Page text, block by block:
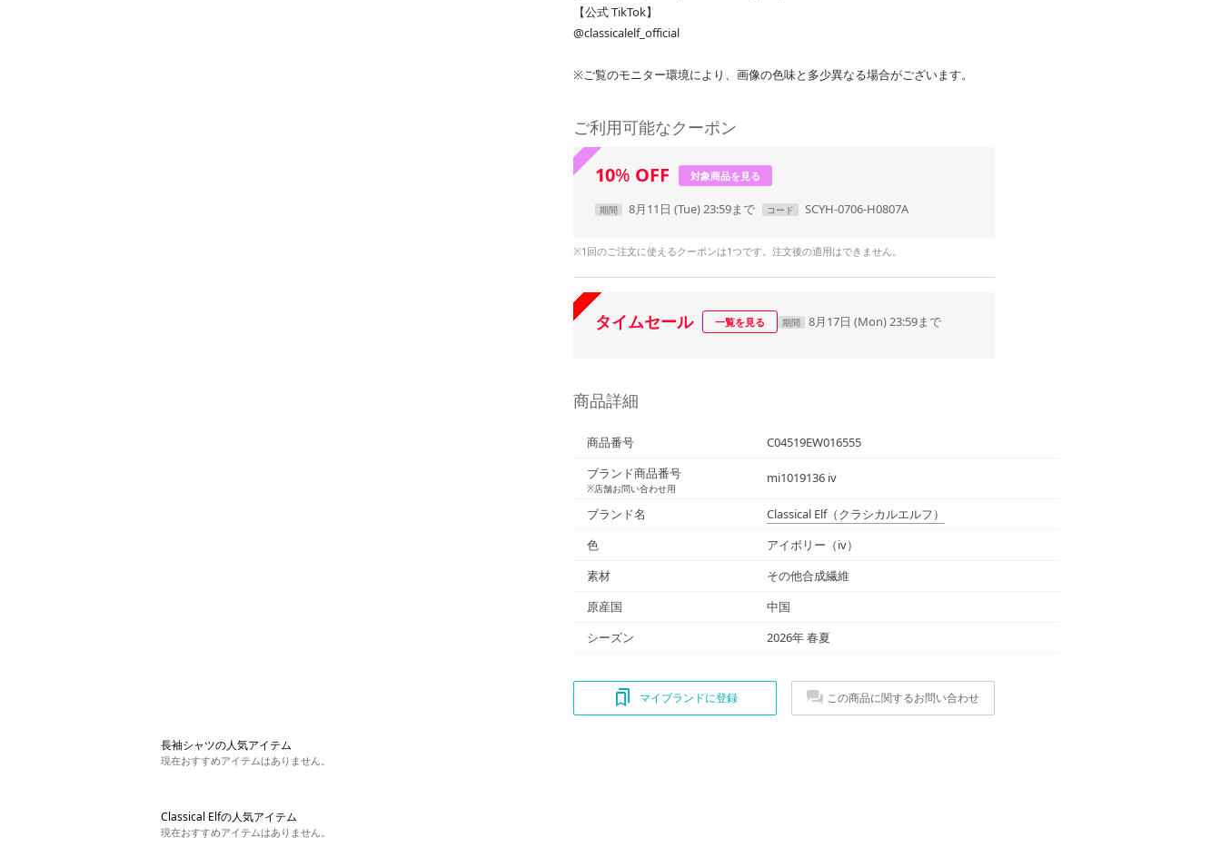
【公式 TikTok】
@classicalelf_official
※ご覧のモニター環境により、画像の色味と多少異なる場合がございます。
ご利用可能なクーポン
10% OFF 対象商品を見る
期間 8月11日 (Tue) 23:59まで コード SCYH-0706-H0807A
※1回のご注文に使えるクーポンは1つです。注文後の適用はできません。
タイムセール 一覧を見る 期間 8月17日 (Mon) 23:59まで
商品詳細
商品番号
C04519EW016555
ブランド商品番号
※店舗お問い合わせ用
mi1019136 iv
ブランド名 Classical Elf（クラシカルエルフ）
色
アイボリー（iv）
素材
その他合成繊維
原産国
中国
シーズン
2026年 春夏
マイブランドに登録 この商品に関するお問い合わせ
長袖シャツの人気アイテム
現在おすすめアイテムはありません。
Classical Elfの人気アイテム
現在おすすめアイテムはありません。